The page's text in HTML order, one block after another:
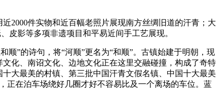
件实物和近百幅老照片展现南方丝绸旧道的汗青；大
皮影等多项非遗项目和平易近间手工艺展现。
”的诗句，将“河顺”更名为“和顺”。古镇始建于明朝，现
化、南诏文化、边地文化正在这里交融碰撞，构成了奇特
大最美的村镇、第三批中国汗青文假名镇、中国十大最美
在泊车场绕好几圈才好不容易比及一个离场的车位。蓝